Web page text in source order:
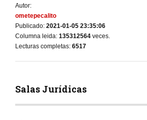
Autor:
ometepecalito
Publicado: 2021-01-05 23:35:06
Columna leida: 135312564 veces.
Lecturas completas: 6517
Salas Jurídicas